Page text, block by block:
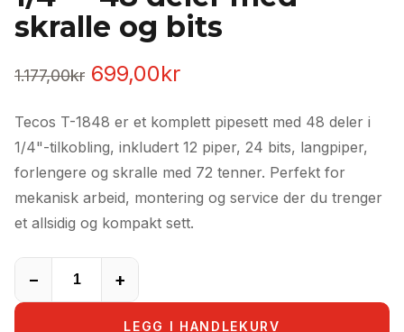
skralle og bits
1.177,00kr Opprinnelig
var:
1.177,00kr.
699,00krNåværende
er:
699,00kr.
Tecos T-1848 er et komplett pipesett med 48 deler i
1/4"-tilkobling, inkludert 12 piper, 24 bits, langpiper,
forlengere og skralle med 72 tenner. Perfekt for
mekanisk arbeid, montering og service der du trenger
et allsidig og kompakt sett.
− +
LEGG I HANDLEKURV